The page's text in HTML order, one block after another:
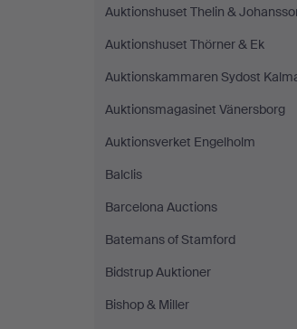
Auktionshuset Thelin &
Auktionshuset Thörner & Ek
Auktionskammaren Sydost
Auktionsmagasinet Vänersborg
Auktionsverket Engelholm
Balclis
Barcelona Auctions
Batemans of Stamford
Bidstrup Auktioner
Bishop & Miller